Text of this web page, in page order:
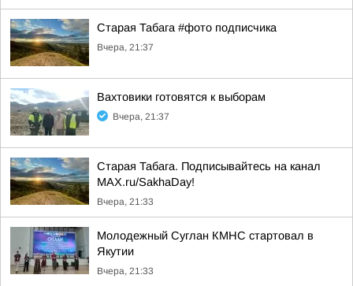
Старая Табага #фото подписчика
Вчера, 21:37
Вахтовики готовятся к выборам
Вчера, 21:37
Старая Табага. Подписывайтесь на канал
MAX.ru/SakhaDay!
Вчера, 21:33
Молодежный Суглан КМНС стартовал в
Якутии
Вчера, 21:33